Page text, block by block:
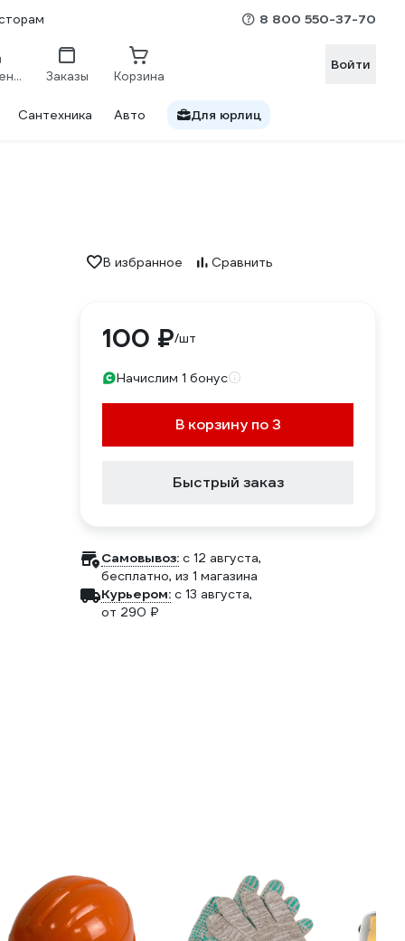
8 800 550-37-70
Сравнение Заказы Корзина
Войти
Сантехника Авто Для юрлиц
В избранное Сравнить
100 ₽/шт
Начислим 1 бонус
В корзину по 3
Быстрый заказ
Самовывоз: c 12 августа,
бесплатно, из 1 магазина
Курьером: c 13 августа,
от 290 ₽